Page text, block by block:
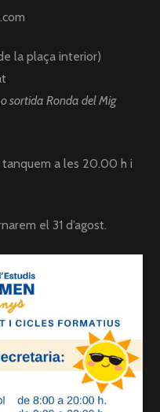
la plaça interior)
sortida Ronda del Mig
tanquem a les 20.00 h i
el 31 d’agost.